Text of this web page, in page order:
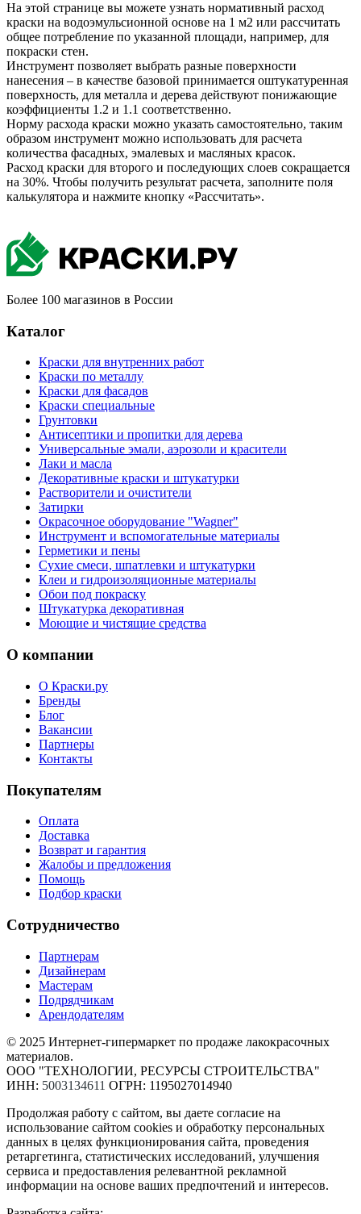
На этой странице вы можете узнать нормативный расход
краски на водоэмульсионной основе на 1 м2 или рассчитать
общее потребление по указанной площади, например, для
покраски стен.
Инструмент позволяет выбрать разные поверхности
нанесения – в качестве базовой принимается оштукатуренная
поверхность, для металла и дерева действуют понижающие
коэффициенты 1.2 и 1.1 соответственно.
Норму расхода краски можно указать самостоятельно, таким
образом инструмент можно использовать для расчета
количества фасадных, эмалевых и масляных красок.
Расход краски для второго и последующих слоев сокращается
на 30%. Чтобы получить результат расчета, заполните поля
калькулятора и нажмите кнопку «Рассчитать».
Более 100 магазинов в России
Каталог
Краски для внутренних работ
Краски по металлу
Краски для фасадов
Краски специальные
Грунтовки
Антисептики и пропитки для дерева
Универсальные эмали, аэрозоли и красители
Лаки и масла
Декоративные краски и штукатурки
Растворители и очистители
Затирки
Окрасочное оборудование "Wagner"
Инструмент и вспомогательные материалы
Герметики и пены
Сухие смеси, шпатлевки и штукатурки
Клеи и гидроизоляционные материалы
Обои под покраску
Штукатурка декоративная
Моющие и чистящие средства
О компании
О Краски.ру
Бренды
Блог
Вакансии
Партнеры
Контакты
Покупателям
Оплата
Доставка
Возврат и гарантия
Жалобы и предложения
Помощь
Подбор краски
Сотрудничество
Партнерам
Дизайнерам
Мастерам
Подрядчикам
Арендодателям
© 2025 Интернет-гипермаркет по продаже лакокрасочных
материалов.
ООО "ТЕХНОЛОГИИ, РЕСУРСЫ СТРОИТЕЛЬСТВА"
ИНН: 5003134611 ОГРН: 1195027014940
Продолжая работу с сайтом, вы даете согласие на
использование сайтом cookies и обработку персональных
данных в целях функционирования сайта, проведения
ретаргетинга, статистических исследований, улучшения
сервиса и предоставления релевантной рекламной
информации на основе ваших предпочтений и интересов.